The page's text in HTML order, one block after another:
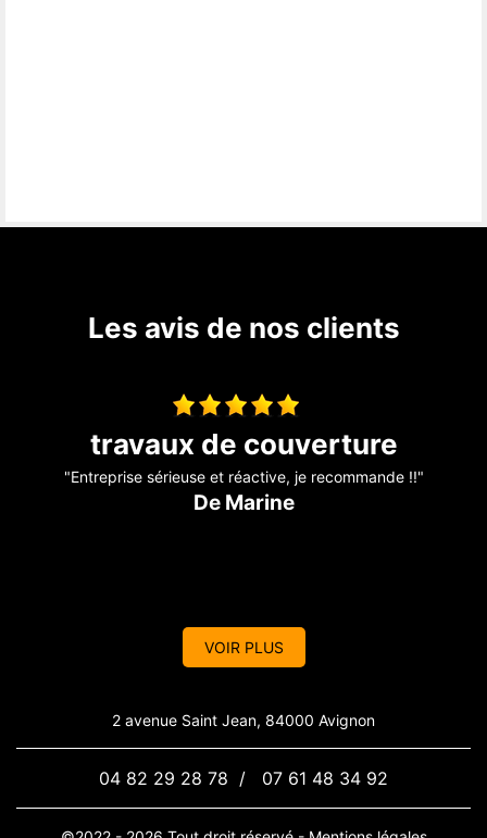
Les avis de nos clients
Entreprise sérieuse
"Super travaux ???????? bien réalisé travailleurs professionnels
????????????????????????"
VOIR PLUS
2 avenue Saint Jean, 84000 Avignon
04 82 29 28 78 / 07 61 48 34 92